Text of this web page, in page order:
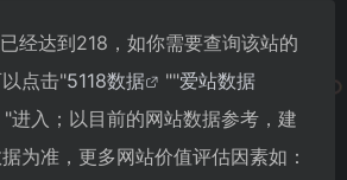
经达到218，如你需要查询该站的
点击"5118数据 ""爱站数据
"进入；以目前的网站数据参考，建
为准，更多网站价值评估因素如：